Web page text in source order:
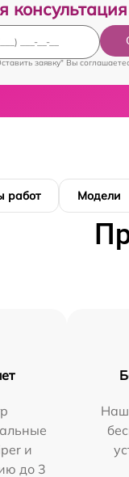
заявку" Вы
работ Модели
и
до 3
Наш